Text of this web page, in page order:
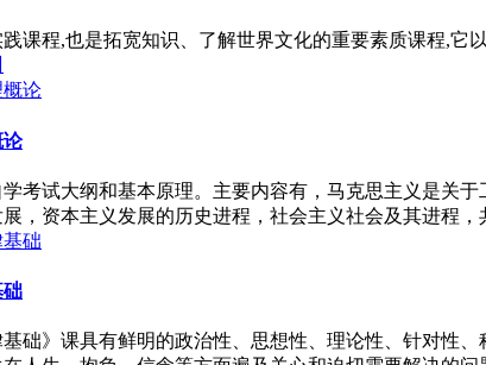
课程,也是拓宽知识、了解世界文化的重要素质课程,
论
考试大纲和基本原理。主要内容有，马克思主义是关
，资本主义发展的历史进程，社会主义社会及其进程，
础
基础》课具有鲜明的政治性、思想性、理论性、针对性